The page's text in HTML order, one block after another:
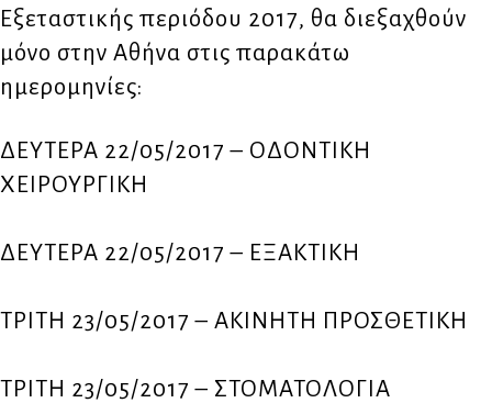
Εξεταστικής περιόδου 2017, θα διεξαχθούν
μόνο στην Αθήνα στις παρακάτω
ημερομηνίες:
ΔΕΥΤΕΡΑ 22/05/2017 – ΟΔΟΝΤΙΚΗ
ΧΕΙΡΟΥΡΓΙΚΗ
ΔΕΥΤΕΡΑ 22/05/2017 – ΕΞΑΚΤΙΚΗ
ΤΡΙΤΗ 23/05/2017 – ΑΚΙΝΗΤΗ ΠΡΟΣΘΕΤΙΚΗ
ΤΡΙΤΗ 23/05/2017 – ΣΤΟΜΑΤΟΛΟΓΙΑ